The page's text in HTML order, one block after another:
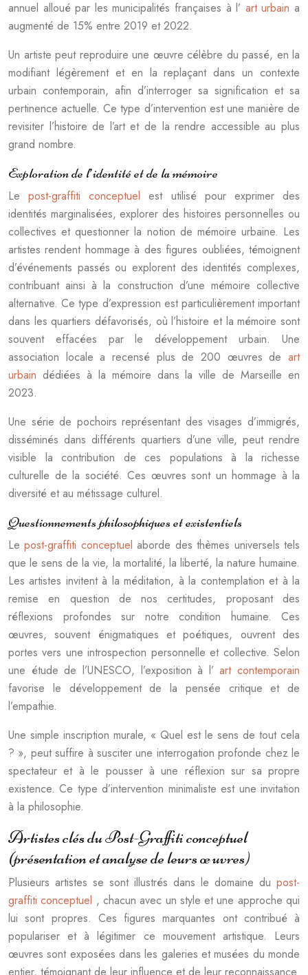
annuel alloué par les municipalités françaises à l’ art urbaina
augmenté de 15% entre 2019 et 2022.
Un artiste peut reproduire une œuvre célèbre du passé, en la
modifiant légèrement et en la replaçant dans un contexte
urbain contemporain, afin d’interroger sa signification et sa
pertinence actuelle. Ce type d’intervention est une manière de
revisiter l’histoire de l’art et de la rendre accessible au plus
grand nombre.
Exploration de l’identité et de la mémoire
Lepost-graffiti conceptuelest utilisé pour exprimer des
identités marginalisées, explorer des histoires personnelles ou
collectives et questionner la notion de mémoire urbaine. Les
artistes rendent hommage à des figures oubliées, témoignent
d’événements passés ou explorent des identités complexes,
contribuant ainsi à la construction d’une mémoire collective
alternative. Ce type d’expression est particulièrement important
dans les quartiers défavorisés, où l’histoire et la mémoire sont
souvent effacées par le développement urbain. Une
association locale a recensé plus de 200 œuvres de art
urbain dédiées à la mémoire dans la ville de Marseille en
2023.
Une série de pochoirs représentant des visages d’immigrés,
disséminés dans différents quartiers d’une ville, peut rendre
visible la contribution de ces populations à la richesse
culturelle de la société. Ces œuvres sont un hommage à la
diversité et au métissage culturel.
Questionnements philosophiques et existentiels
Lepost-graffiti conceptuelaborde des thèmes universels tels
que le sens de la vie, la mortalité, la liberté, la nature humaine.
Les artistes invitent à la méditation, à la contemplation et à la
remise en question de nos certitudes, proposant des
réflexions profondes sur notre condition humaine. Ces
œuvres, souvent énigmatiques et poétiques, ouvrent des
portes vers une introspection personnelle et collective. Selon
une étude de l’UNESCO, l’exposition à l’art contemporain
favorise le développement de la pensée critique et de
l’empathie.
Une simple inscription murale, « Quel est le sens de tout cela
? », peut suffire à susciter une interrogation profonde chez le
spectateur et à le pousser à une réflexion sur sa propre
existence. Ce type d’intervention minimaliste est une invitation
à la philosophie.
Artistes clés du Post-Graffiti conceptuel
(présentation et analyse de leurs œuvres)
Plusieurs artistes se sont illustrés dans le domaine du post-
graffiti conceptuel , chacun avec un style et une approche qui
lui sont propres. Ces figures marquantes ont contribué à
populariser et à légitimer ce mouvement artistique. Leurs
œuvres sont exposées dans les galeries et musées du monde